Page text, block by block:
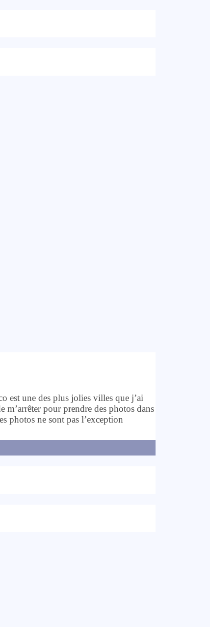
est une des plus jolies villes que j’ai
m’arrêter pour prendre des photos dans
photos ne sont pas l’exception